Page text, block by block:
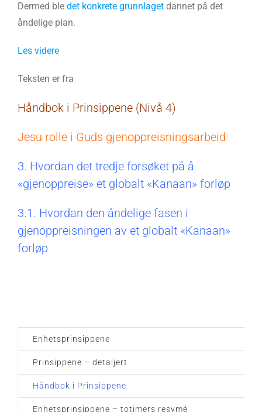
Dermed ble det konkrete grunnlaget dannet på det
åndelige plan.
Les videre
Teksten er fra
Håndbok i Prinsippene (Nivå 4)
Jesu rolle i Guds gjenoppreisningsarbeid
3. Hvordan det tredje forsøket på å
«gjenoppreise» et globalt «Kanaan» forløp
3.1. Hvordan den åndelige fasen i
gjenoppreisningen av et globalt «Kanaan»
forløp
Enhetsprinsippene
Prinsippene – detaljert
Håndbok i Prinsippene
Enhetsprinsippene – totimers resymé